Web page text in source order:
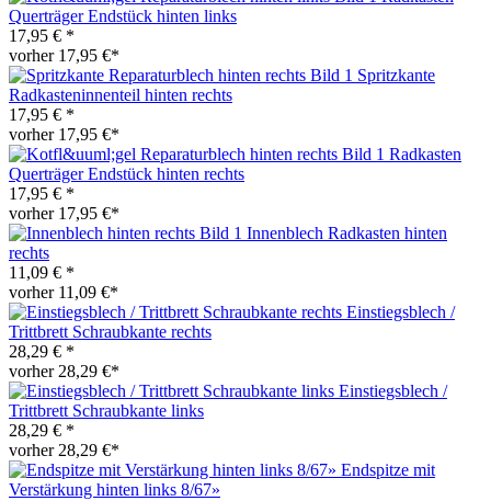
Querträger Endstück hinten links
17,95 € *
vorher 17,95 €*
Spritzkante
Radkasteninnenteil hinten rechts
17,95 € *
vorher 17,95 €*
Radkasten
Querträger Endstück hinten rechts
17,95 € *
vorher 17,95 €*
Innenblech Radkasten hinten
rechts
11,09 € *
vorher 11,09 €*
Einstiegsblech /
Trittbrett Schraubkante rechts
28,29 € *
vorher 28,29 €*
Einstiegsblech /
Trittbrett Schraubkante links
28,29 € *
vorher 28,29 €*
Endspitze mit
Verstärkung hinten links 8/67»